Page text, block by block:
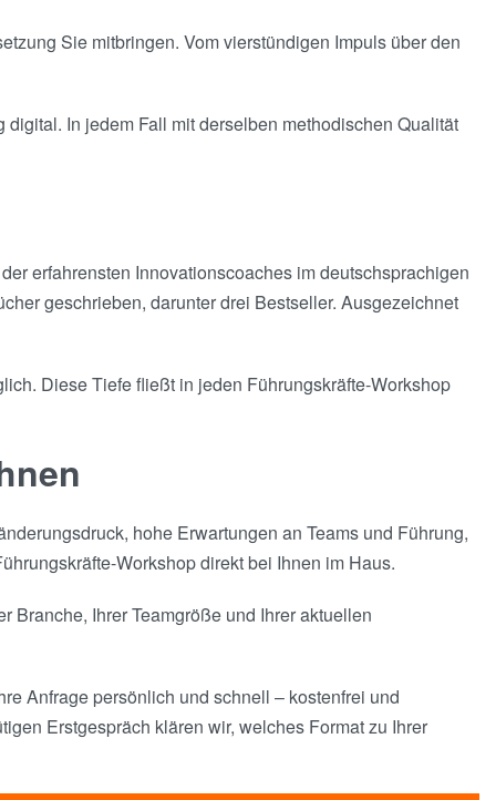
Sie mitbringen. Vom vierstündigen Impuls über den
In jedem Fall mit derselben methodischen Qualität
erfahrensten Innovationscoaches im deutschsprachigen
geschrieben, darunter drei Bestseller. Ausgezeichnet
Diese Tiefe fließt in jeden Führungskräfte-Workshop
hohe Erwartungen an Teams und Führung,
Workshop direkt bei Ihnen im Haus.
Branche, Ihrer Teamgröße und Ihrer aktuellen
Anfrage persönlich und schnell – kostenfrei und
Erstgespräch klären wir, welches Format zu Ihrer